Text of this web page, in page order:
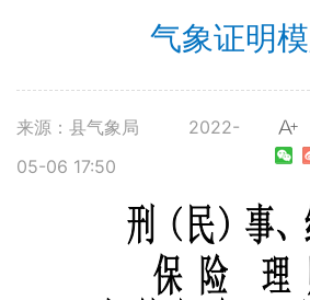
气象证明
来源：县气象局
2022-
05-06 17:50